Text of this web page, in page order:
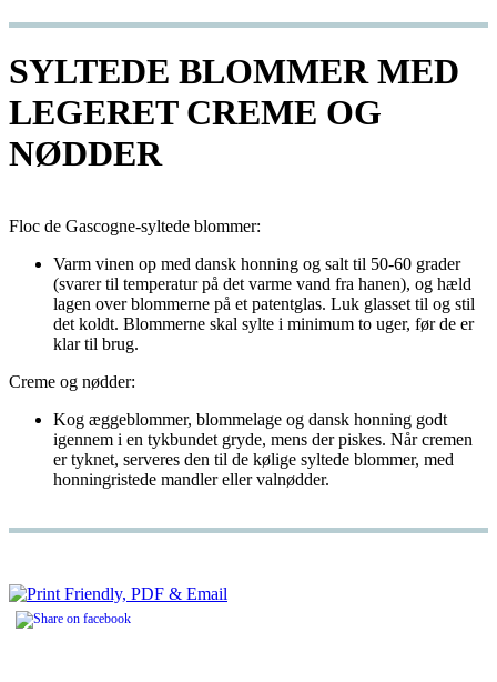
SYLTEDE BLOMMER MED
LEGERET CREME OG
NØDDER
Floc de Gascogne-syltede blommer:
Varm vinen op med dansk honning og salt til 50-60 grader
(svarer til temperatur på det varme vand fra hanen), og hæld
lagen over blommerne på et patentglas. Luk glasset til og stil
det koldt. Blommerne skal sylte i minimum to uger, før de er
klar til brug.
Creme og nødder:
Kog æggeblommer, blommelage og dansk honning godt
igennem i en tykbundet gryde, mens der piskes. Når cremen
er tyknet, serveres den til de kølige syltede blommer, med
honningristede mandler eller valnødder.